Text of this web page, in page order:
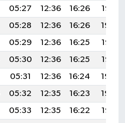
05:27 12:36 16:26
19:36
05:28 12:36 16:26
19:34
05:29 12:36 16:25
19:33
05:30 12:36 16:25
19:32
05:31 12:36 16:24
19:30
05:32 12:35 16:23
19:29
05:33 12:35 16:22
19:27